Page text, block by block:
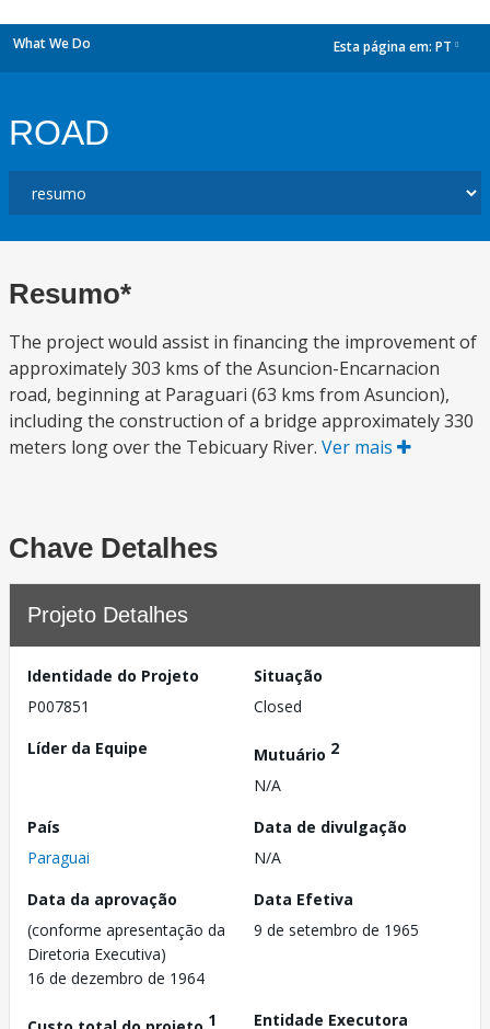
What We Do Esta página em: PT
ROAD
Resumo*
The project would assist in financing the improvement of
approximately 303 kms of the Asuncion-Encarnacion
road, beginning at Paraguari (63 kms from Asuncion),
including the construction of a bridge approximately 330
meters long over the Tebicuary River. Ver mais
Chave Detalhes
Projeto Detalhes
Identidade do Projeto
P007851
Situação
Closed
Líder da Equipe
Mutuário 2
N/A
País
Paraguai
Data de divulgação
N/A
Data da aprovação
(conforme apresentação da
Diretoria Executiva)
16 de dezembro de 1964
Data Efetiva
9 de setembro de 1965
1
Entidade Executora